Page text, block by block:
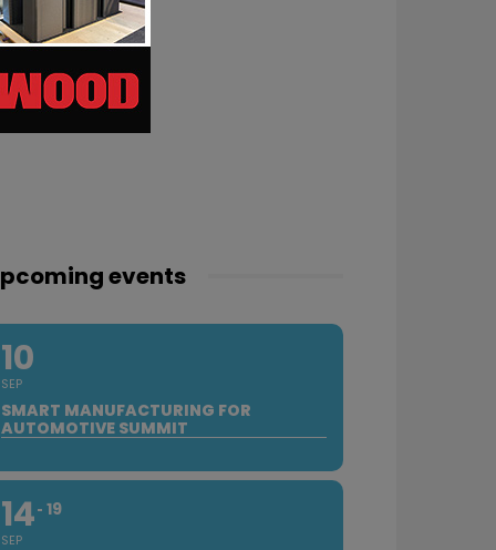
events
10
SEP
SMART MANUFACTURING FOR
AUTOMOTIVE SUMMIT
14
SEP
19